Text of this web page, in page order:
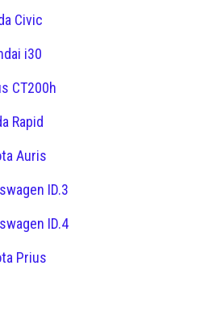
Civic
i30
CT200h
Rapid
Auris
ID.3
ID.4
Prius